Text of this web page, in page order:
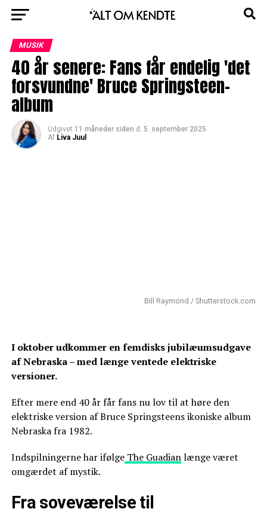
MUSIK
40 år senere: Fans får endelig 'det
forsvundne' Bruce Springsteen-
album
Udgivet 11 måneder siden d. 5. september 2025
Af Liva Juul
Bill Raymond / Shutterstock.com
I oktober udkommer en femdisks jubilæumsudgave
af Nebraska – med længe ventede elektriske
versioner.
Efter mere end 40 år får fans nu lov til at høre den
elektriske version af Bruce Springsteens ikoniske album
Nebraska fra 1982.
Indspilningerne har ifølgeThe Guadianlænge været
omgærdet af mystik.
Fra soveværelse til